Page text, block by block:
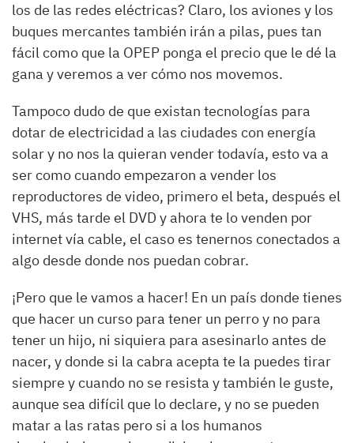
los de las redes eléctricas? Claro, los aviones y los
buques mercantes también irán a pilas, pues tan
fácil como que la OPEP ponga el precio que le dé la
gana y veremos a ver cómo nos movemos.
Tampoco dudo de que existan tecnologías para
dotar de electricidad a las ciudades con energía
solar y no nos la quieran vender todavía, esto va a
ser como cuando empezaron a vender los
reproductores de video, primero el beta, después el
VHS, más tarde el DVD y ahora te lo venden por
internet vía cable, el caso es tenernos conectados a
algo desde donde nos puedan cobrar.
¡Pero que le vamos a hacer! En un país donde tienes
que hacer un curso para tener un perro y no para
tener un hijo, ni siquiera para asesinarlo antes de
nacer, y donde si la cabra acepta te la puedes tirar
siempre y cuando no se resista y también le guste,
aunque sea difícil que lo declare, y no se pueden
matar a las ratas pero si a los humanos